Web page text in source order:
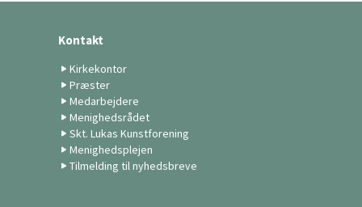
Kontakt
Kirkekontor
Præster
Medarbejdere
Menighedsrådet
Skt. Lukas Kunstforening
Menighedsplejen
Tilmelding til nyhedsbreve